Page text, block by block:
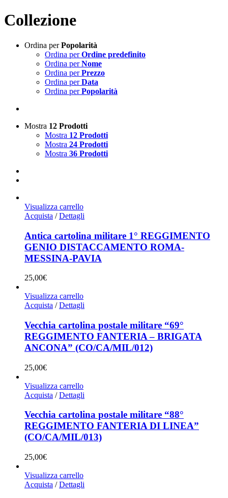
Collezione
Ordina perPopolarità
Ordina perOrdine predefinito
Ordina perNome
Ordina perPrezzo
Ordina perData
Ordina perPopolarità
Mostra 12 Prodotti
Mostra 12 Prodotti
Mostra 24 Prodotti
Mostra 36 Prodotti
Visualizza carrello
Acquista / Dettagli
Antica cartolina militare 1° REGGIMENTO
GENIO DISTACCAMENTO ROMA-
MESSINA-PAVIA
25,00€
Visualizza carrello
Acquista / Dettagli
Vecchia cartolina postale militare “69°
REGGIMENTO FANTERIA – BRIGATA
ANCONA” (CO/CA/MIL/012)
25,00€
Visualizza carrello
Acquista / Dettagli
Vecchia cartolina postale militare “88°
REGGIMENTO FANTERIA DI LINEA”
(CO/CA/MIL/013)
25,00€
Visualizza carrello
Acquista / Dettagli